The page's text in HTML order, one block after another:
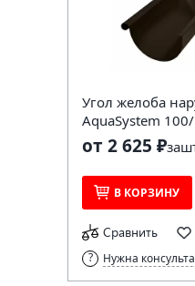
Угол желоба
AquaSystem
от 2 625 ₽за
В КОРЗИНУ
Сравнить
Нужна